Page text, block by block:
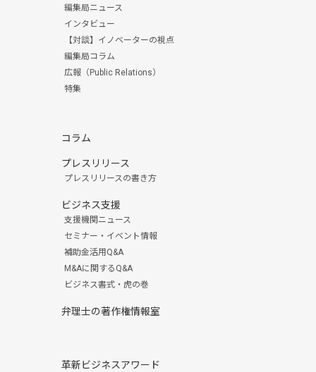
編集局ニュース
インタビュー
【対談】イノベーターの視点
編集局コラム
広報（Public Relations）
特集
コラム
プレスリリース
プレスリリースの書き方
ビジネス支援
支援機関ニュース
セミナー・イベント情報
補助金活用Q&A
M&Aに関するQ&A
ビジネス書式・虎の巻
弁理士の著作権情報室
革新ビジネスアワード